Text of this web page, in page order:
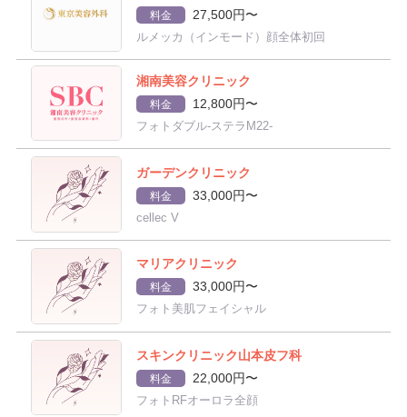
料金 27,500円〜
ルメッカ（インモード）顔全体初回
湘南美容クリニック
料金 12,800円〜
フォトダブル-ステラM22-
ガーデンクリニック
料金 33,000円〜
cellec V
マリアクリニック
料金 33,000円〜
フォト美肌フェイシャル
スキンクリニック山本皮フ科
料金 22,000円〜
フォトRFオーロラ全顔